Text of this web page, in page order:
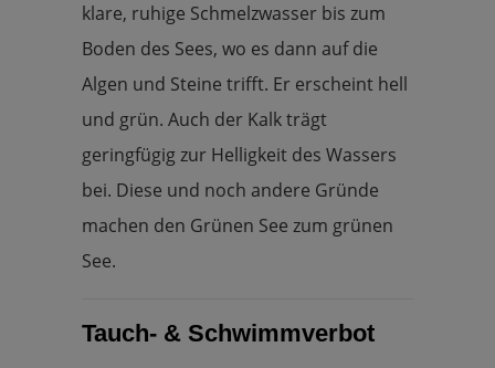
klare, ruhige Schmelzwasser bis zum
Boden des Sees, wo es dann auf die
Algen und Steine trifft. Er erscheint hell
und grün. Auch der Kalk trägt
geringfügig zur Helligkeit des Wassers
bei. Diese und noch andere Gründe
machen den Grünen See zum grünen
See.
Tauch- & Schwimmverbot